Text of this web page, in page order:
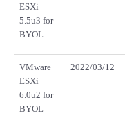
ESXi
5.5u3 for
BYOL
VMware
ESXi
6.0u2 for
BYOL
2022/03/12